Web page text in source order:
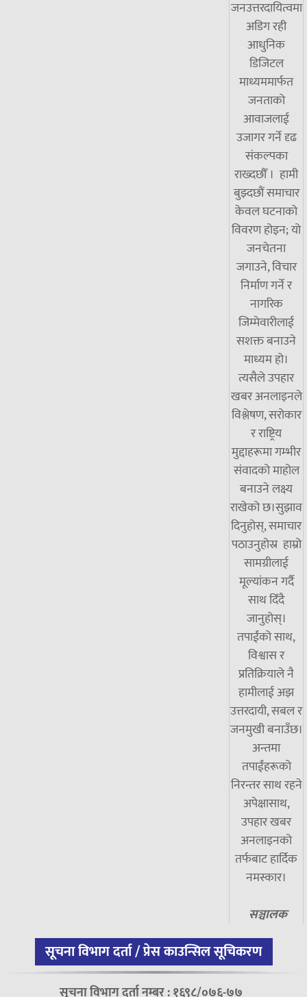
जनउत्तरदायित्वमा
अडिग रही
आधुनिक
डिजिटल
माध्यममार्फत
जनताको
आवाजलाई
उजागर गर्ने दृढ
संकल्पका
राख्दछौँ । हामी
बुझ्दछौं समाचार
केवल घटनाको
विवरण होइन; यो
जनचेतना
जगाउने, विचार
निर्माण गर्ने र
नागरिक
जिम्मेवारीलाई
सशक्त बनाउने
माध्यम हो।
त्यसैले उपहार
खबर अनलाइनले
विश्लेषण, सरोकार
र राष्ट्रिय
मुद्दाहरूमा गम्भीर
संवादको माहोल
बनाउने लक्ष्य
राखेको छ।सुझाव
दिनुहोस्, समाचार
पठाउनुहोस्र हाम्रो
सामग्रीलाई
मूल्यांकन गर्दै
साथ दिँदै
जानुहोस्।
तपाईंको साथ,
विश्वास र
प्रतिक्रियाले नै
हामीलाई अझ
उत्तरदायी, सबल र
जनमुखी बनाउँछ।
अन्तमा
तपाईंहरूको
निरन्तर साथ रहने
अपेक्षासाथ,
उपहार खबर
अनलाइनको
तर्फबाट हार्दिक
नमस्कार।
सञ्चालक
सूचना विभाग दर्ता / प्रेस काउन्सिल सूचिकरण